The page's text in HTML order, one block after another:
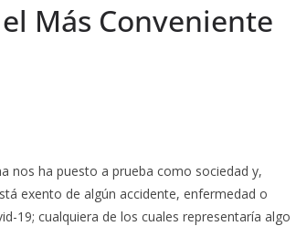
Más Conveniente
nos ha puesto a prueba como sociedad y,
exento de algún accidente, enfermedad o
19; cualquiera de los cuales representaría algo